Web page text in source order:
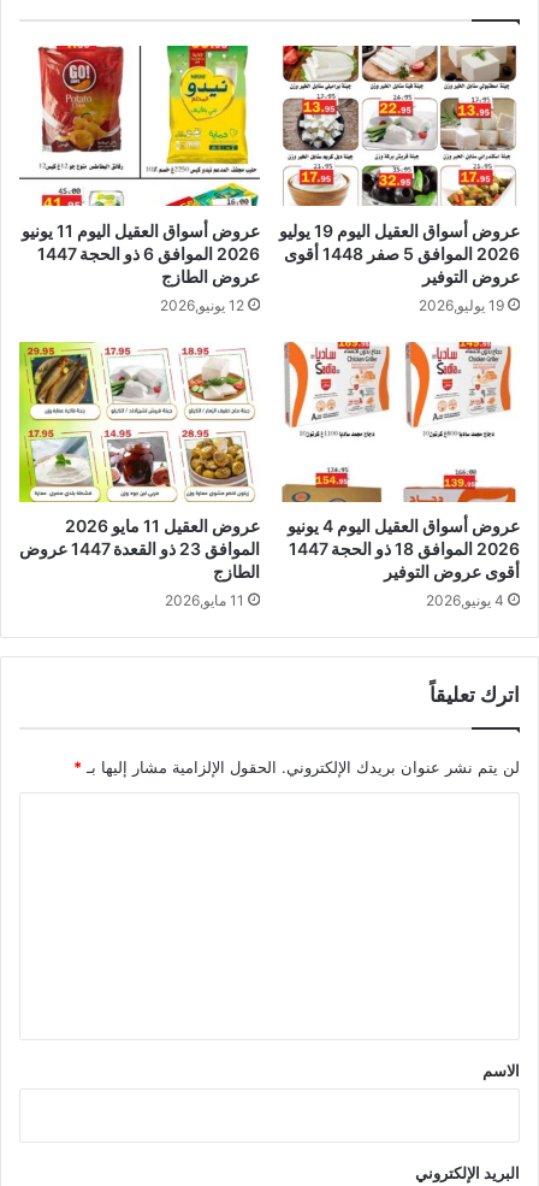
عروض أسواق العقيل اليوم 19 يوليو
2026 الموافق 5 صفر 1448 أقوى
عروض التوفير
19 يوليو,2026
عروض أسواق العقيل اليوم 11 يونيو
2026 الموافق 6 ذو الحجة 1447
عروض الطازج
12 يونيو,2026
عروض أسواق العقيل اليوم 4 يونيو
2026 الموافق 18 ذو الحجة 1447
أقوى عروض التوفير
4 يونيو,2026
عروض العقيل 11 مايو 2026
الموافق 23 ذو القعدة 1447 عروض
الطازج
11 مايو,2026
اترك تعليقاً
لن يتم نشر عنوان بريدك الإلكتروني. الحقول الإلزامية مشار إليها بـ *
*
الاسم
البريد الإلكتروني